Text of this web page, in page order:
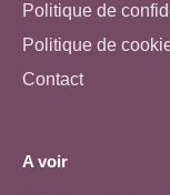
Politique de
Politique de
Contact
A voir